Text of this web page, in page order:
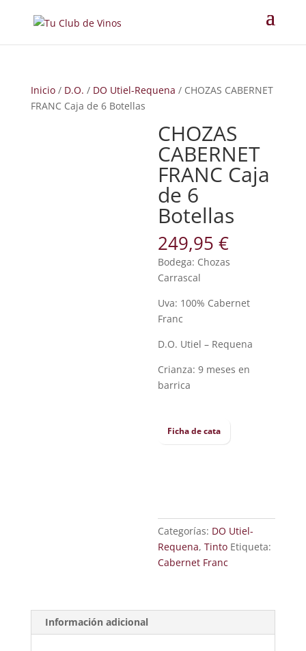
Inicio/ D.O. / DO Utiel-Requena / CHOZAS CABERNET
FRANC Caja de 6 Botellas
CHOZAS
CABERNET
FRANC Caja
de 6
Botellas
249,95€
Bodega: Chozas
Carrascal
Uva: 100% Cabernet
Franc
D.O. Utiel – Requena
Crianza: 9 meses en
barrica
Ficha de cata
Categorías: DO Utiel-
Requena,Tinto Etiqueta:
Cabernet Franc
Información adicional